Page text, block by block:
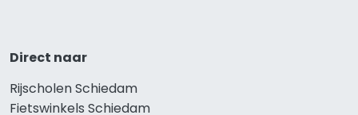
Direct naar
Rijscholen Schiedam
Fietswinkels Schiedam